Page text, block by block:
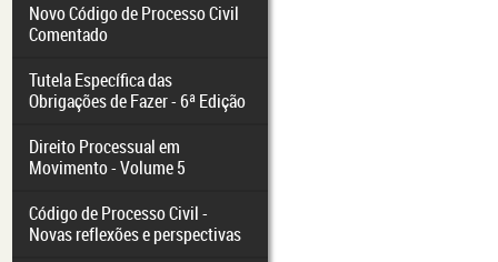
Novo Código de Processo Civil
Comentado
Tutela Específica das
Obrigações de Fazer - 6ª Edição
Direito Processual em
Movimento - Volume 5
Código de Processo Civil -
Novas reflexões e perspectivas